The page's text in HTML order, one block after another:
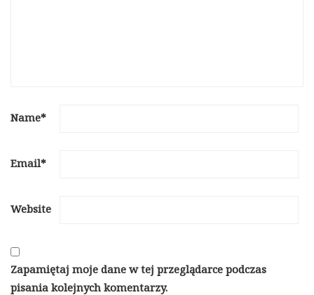
Name*
Email*
Website
Zapamiętaj moje dane w tej przeglądarce podczas
pisania kolejnych komentarzy.